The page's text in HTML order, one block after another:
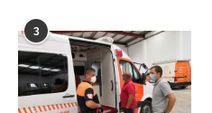
3